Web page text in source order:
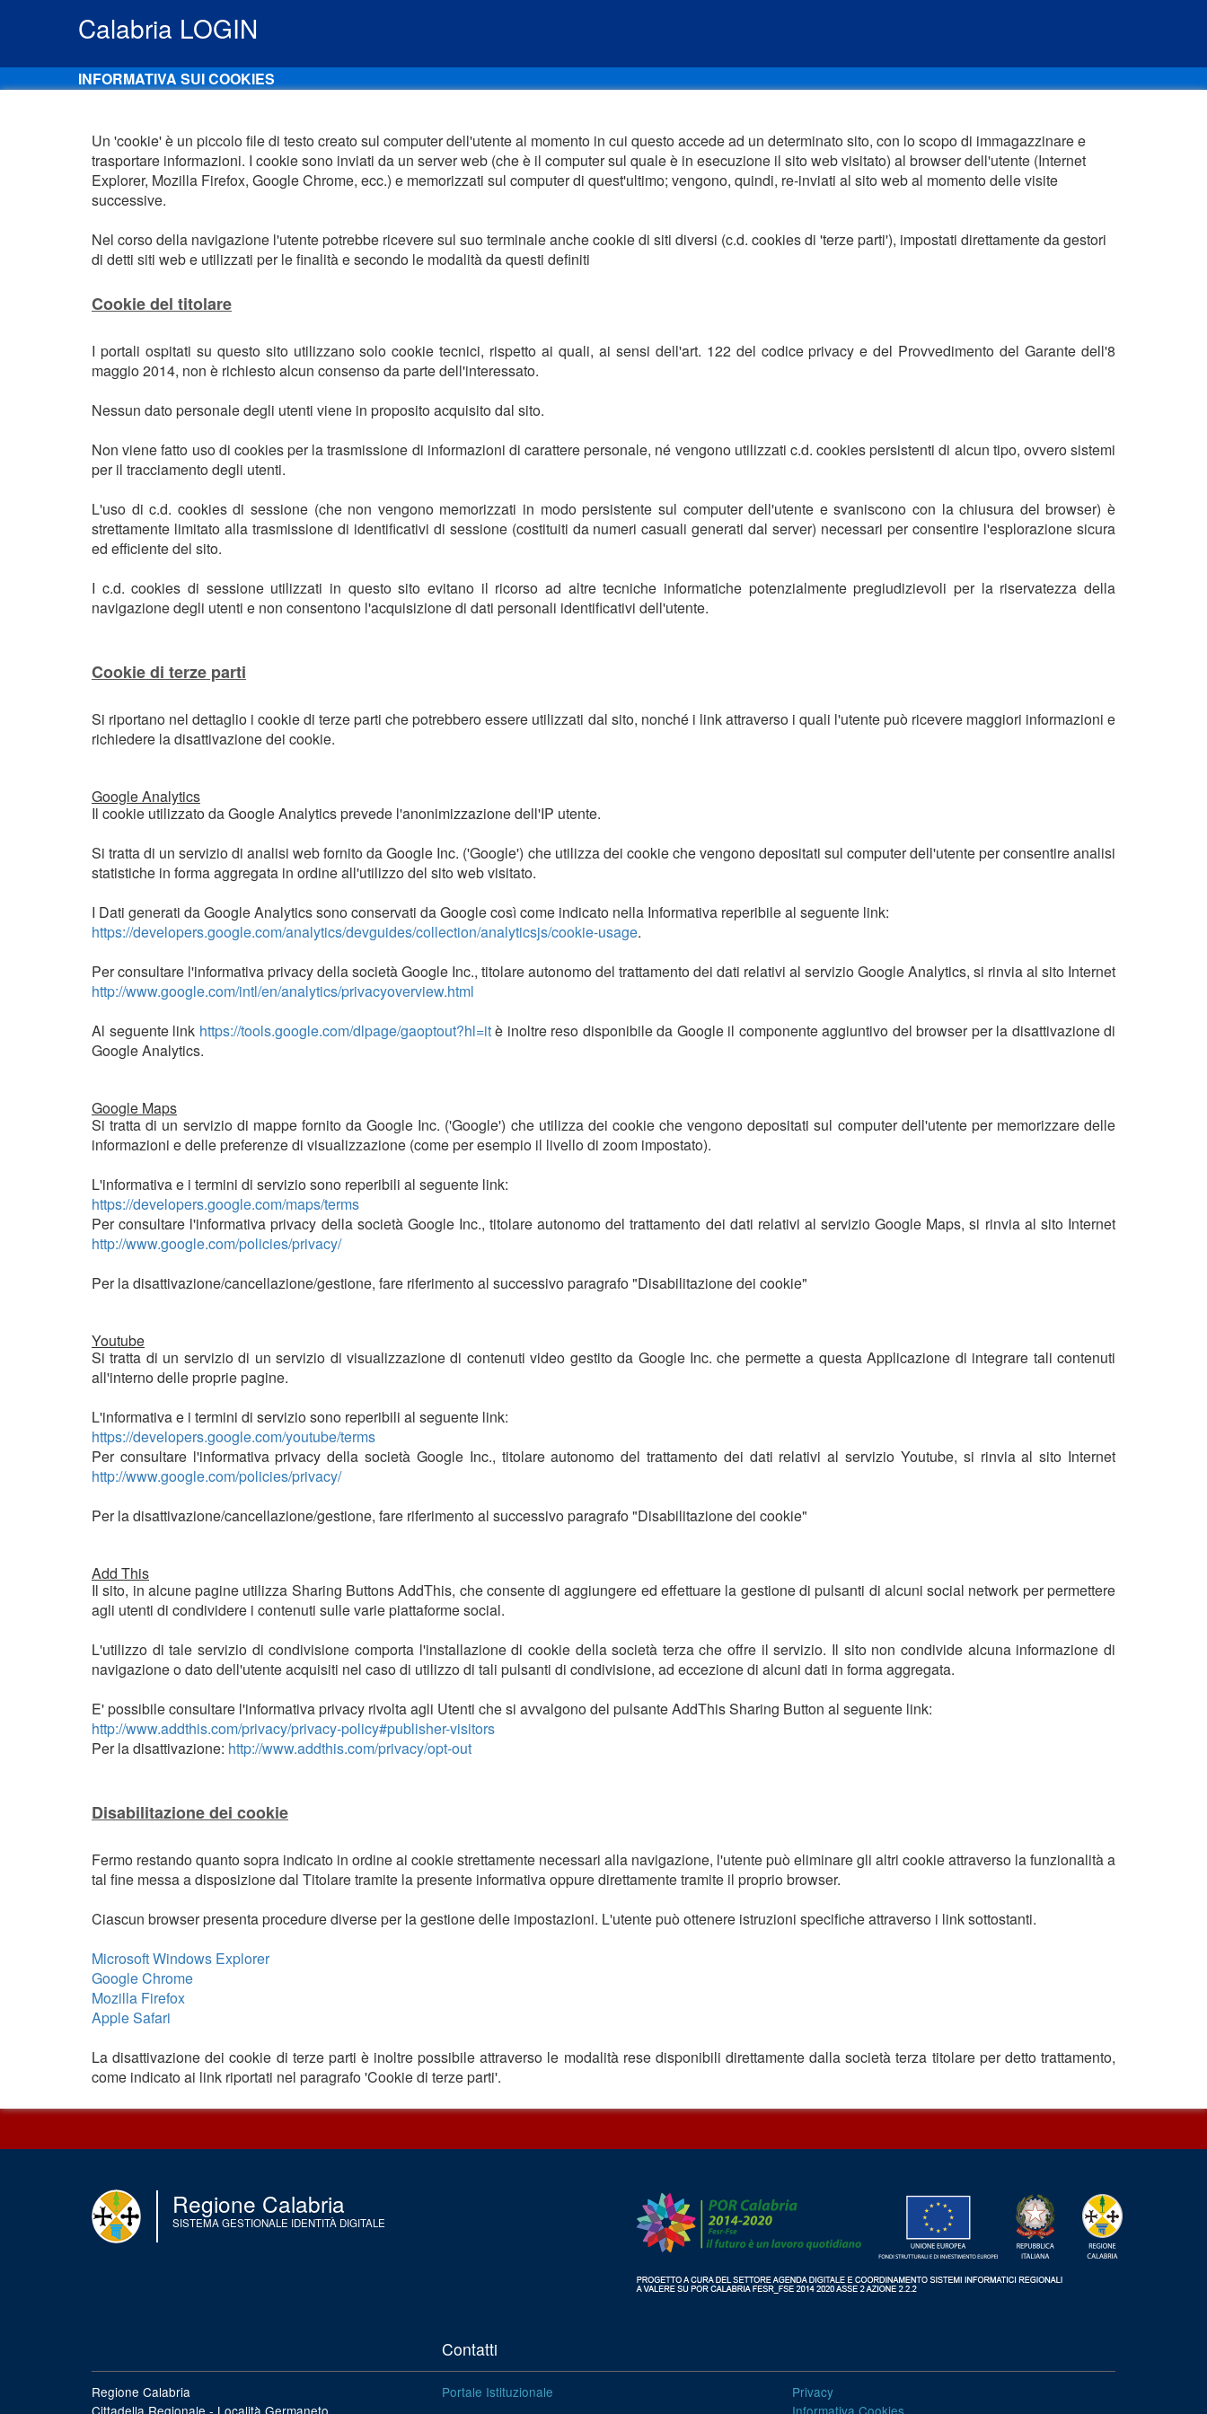
Calabria LOGIN
INFORMATIVA SUI COOKIES
Un 'cookie' è un piccolo file di testo creato sul computer dell'utente al momento in cui questo accede ad un determinato sito, con lo scopo di immagazzinare e
trasportare informazioni. I cookie sono inviati da un server web (che è il computer sul quale è in esecuzione il sito web visitato) al browser dell'utente (Internet
Explorer, Mozilla Firefox, Google Chrome, ecc.) e memorizzati sul computer di quest'ultimo; vengono, quindi, re-inviati al sito web al momento delle visite
successive.
Nel corso della navigazione l'utente potrebbe ricevere sul suo terminale anche cookie di siti diversi (c.d. cookies di 'terze parti'), impostati direttamente da gestori
di detti siti web e utilizzati per le finalità e secondo le modalità da questi definiti
Cookie del titolare
I portali ospitati su questo sito utilizzano solo cookie tecnici, rispetto ai quali, ai sensi dell'art. 122 del codice privacy e del Provvedimento del Garante dell'8
maggio 2014, non è richiesto alcun consenso da parte dell'interessato.
Nessun dato personale degli utenti viene in proposito acquisito dal sito.
Non viene fatto uso di cookies per la trasmissione di informazioni di carattere personale, né vengono utilizzati c.d. cookies persistenti di alcun tipo, ovvero sistemi
per il tracciamento degli utenti.
L'uso di c.d. cookies di sessione (che non vengono memorizzati in modo persistente sul computer dell'utente e svaniscono con la chiusura del browser) è
strettamente limitato alla trasmissione di identificativi di sessione (costituiti da numeri casuali generati dal server) necessari per consentire l'esplorazione sicura
ed efficiente del sito.
I c.d. cookies di sessione utilizzati in questo sito evitano il ricorso ad altre tecniche informatiche potenzialmente pregiudizievoli per la riservatezza della
navigazione degli utenti e non consentono l'acquisizione di dati personali identificativi dell'utente.
Cookie di terze parti
Si riportano nel dettaglio i cookie di terze parti che potrebbero essere utilizzati dal sito, nonché i link attraverso i quali l'utente può ricevere maggiori informazioni e
richiedere la disattivazione dei cookie.
Google Analytics
Il cookie utilizzato da Google Analytics prevede l'anonimizzazione dell'IP utente.
Si tratta di un servizio di analisi web fornito da Google Inc. ('Google') che utilizza dei cookie che vengono depositati sul computer dell'utente per consentire analisi
statistiche in forma aggregata in ordine all'utilizzo del sito web visitato.
I Dati generati da Google Analytics sono conservati da Google così come indicato nella Informativa reperibile al seguente link:
https://developers.google.com/analytics/devguides/collection/analyticsjs/cookie-usage.
Per consultare l'informativa privacy della società Google Inc., titolare autonomo del trattamento dei dati relativi al servizio Google Analytics, si rinvia al sito Internet
http://www.google.com/intl/en/analytics/privacyoverview.html
Al seguente link https://tools.google.com/dlpage/gaoptout?hl=itè inoltre reso disponibile da Google il componente aggiuntivo del browser per la disattivazione di
Google Analytics.
Google Maps
Si tratta di un servizio di mappe fornito da Google Inc. ('Google') che utilizza dei cookie che vengono depositati sul computer dell'utente per memorizzare delle
informazioni e delle preferenze di visualizzazione (come per esempio il livello di zoom impostato).
L'informativa e i termini di servizio sono reperibili al seguente link:
https://developers.google.com/maps/terms
Per consultare l'informativa privacy della società Google Inc., titolare autonomo del trattamento dei dati relativi al servizio Google Maps, si rinvia al sito Internet
http://www.google.com/policies/privacy/
Per la disattivazione/cancellazione/gestione, fare riferimento al successivo paragrafo "Disabilitazione dei cookie"
Youtube
Si tratta di un servizio di un servizio di visualizzazione di contenuti video gestito da Google Inc. che permette a questa Applicazione di integrare tali contenuti
all'interno delle proprie pagine.
L'informativa e i termini di servizio sono reperibili al seguente link:
https://developers.google.com/youtube/terms
Per consultare l'informativa privacy della società Google Inc., titolare autonomo del trattamento dei dati relativi al servizio Youtube, si rinvia al sito Internet
http://www.google.com/policies/privacy/
Per la disattivazione/cancellazione/gestione, fare riferimento al successivo paragrafo "Disabilitazione dei cookie"
Add This
Il sito, in alcune pagine utilizza Sharing Buttons AddThis, che consente di aggiungere ed effettuare la gestione di pulsanti di alcuni social network per permettere
agli utenti di condividere i contenuti sulle varie piattaforme social.
L'utilizzo di tale servizio di condivisione comporta l'installazione di cookie della società terza che offre il servizio. Il sito non condivide alcuna informazione di
navigazione o dato dell'utente acquisiti nel caso di utilizzo di tali pulsanti di condivisione, ad eccezione di alcuni dati in forma aggregata.
E' possibile consultare l'informativa privacy rivolta agli Utenti che si avvalgono del pulsante AddThis Sharing Button al seguente link:
http://www.addthis.com/privacy/privacy-policy#publisher-visitors
Per la disattivazione: http://www.addthis.com/privacy/opt-out
Disabilitazione dei cookie
Fermo restando quanto sopra indicato in ordine ai cookie strettamente necessari alla navigazione, l'utente può eliminare gli altri cookie attraverso la funzionalità a
tal fine messa a disposizione dal Titolare tramite la presente informativa oppure direttamente tramite il proprio browser.
Ciascun browser presenta procedure diverse per la gestione delle impostazioni. L'utente può ottenere istruzioni specifiche attraverso i link sottostanti.
Microsoft Windows Explorer
Google Chrome
Mozilla Firefox
Apple Safari
La disattivazione dei cookie di terze parti è inoltre possibile attraverso le modalità rese disponibili direttamente dalla società terza titolare per detto trattamento,
come indicato ai link riportati nel paragrafo 'Cookie di terze parti'.
Regione Calabria
SISTEMA GESTIONALE IDENTITÀ DIGITALE
Contatti
Regione Calabria
Cittadella Regionale - Località Germaneto
Portale Istituzionale
Privacy
Informativa Cookies